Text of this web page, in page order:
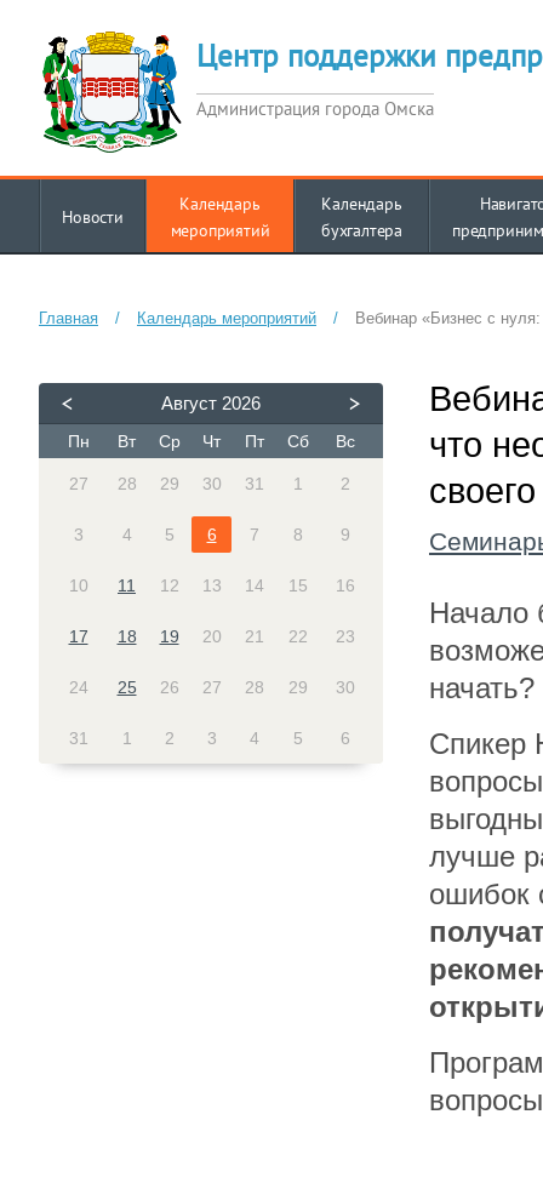
Центр поддержки
Администрация города Омска
Новости
Календарь
мероприятий
Календарь
бухгалтера
Главная / Календарь мероприятий / Вебинар «Бизнес с
Август 2026
Пн Вт Ср Чт Пт Сб Вс
27 28 29 30 31 1 2
3 4 5 6 7 8 9
10 11 12 13 14 15 16
17 18 19 20 21 22 23
24 25 26 27 28 29 30
31 1 2 3 4 5 6
что
Начало
Спикер
лучше
ошибок